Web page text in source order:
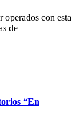
operados con esta
de
“En